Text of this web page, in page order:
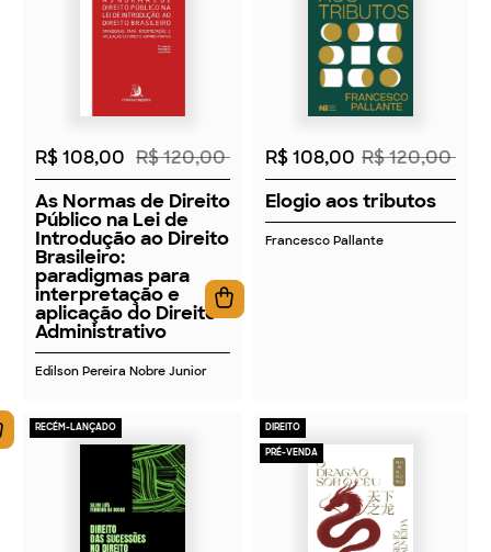
2026
R$ 108,00 R$ 120,00
As Normas de Direito
Público na Lei de
Introdução ao Direito
Brasileiro:
paradigmas para
interpretação e
aplicação do Direito
Administrativo
Edilson Pereira Nobre Junior
2026
R$ 108,00 R$ 120,00
Elogio aos tributos
Francesco Pallante
RECÉM-LANÇADO DIREITO
PRÉ-VENDA
2026